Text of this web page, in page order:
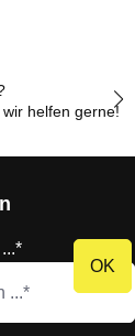
helfen gerne!
OK